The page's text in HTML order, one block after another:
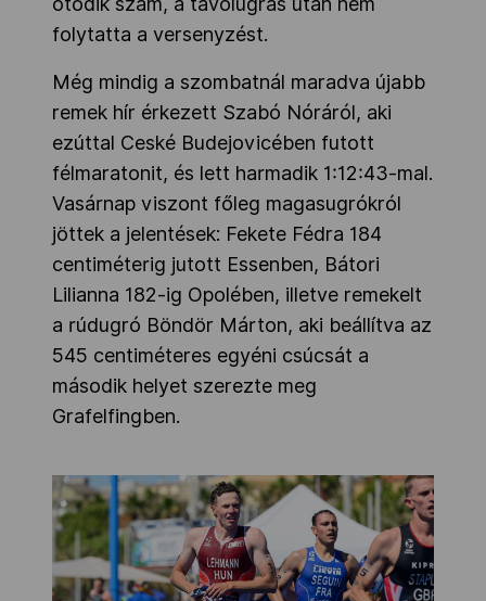
folytatta a versenyzést.
Még mindig a szombatnál maradva újabb
remek hír érkezett Szabó Nóráról, aki
ezúttal Ceské Budejovicében futott
félmaratonit, és lett harmadik 1:12:43-mal.
Vasárnap viszont főleg magasugrókról
jöttek a jelentések: Fekete Fédra 184
centiméterig jutott Essenben, Bátori
Lilianna 182-ig Opolében, illetve remekelt
a rúdugró Böndör Márton, aki beállítva az
545 centiméteres egyéni csúcsát a
második helyet szerezte meg
Grafelfingben.